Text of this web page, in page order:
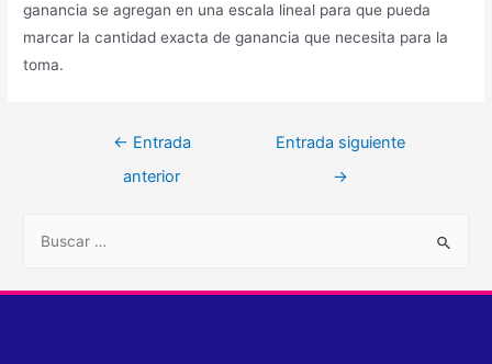
ganancia se agregan en una escala lineal para que pueda
marcar la cantidad exacta de ganancia que necesita para la
toma.
← Entrada
anterior
Entrada siguiente
→